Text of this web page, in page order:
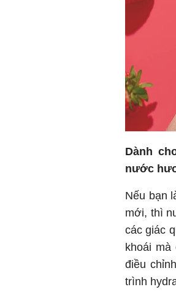
Dành
nước
Nếu bạn
mới, thì
các giác
khoái
điều
trình